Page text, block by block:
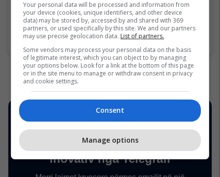
A post shared by Pelin Karahan (@pelinkarahan)
Your personal data will be processed and information from
your device (cookies, unique identifiers, and other device
data) may be stored by, accessed by and shared with 369
partners, or used specifically by this site. We and our partners
may use precise geolocation data. List of partners.
Some vendors may process your personal data on the basis
of legitimate interest, which you can object to by managing
your options below. Look for a link at the bottom of this page
or in the site menu to manage or withdraw consent in privacy
and cookie settings.
Consent
Manage options